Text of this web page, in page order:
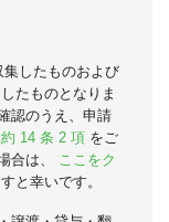
集したものおよび
たものとなりま
認のうえ、申請
14 条 2 項 をご
合は、
ここをク
と幸いです。